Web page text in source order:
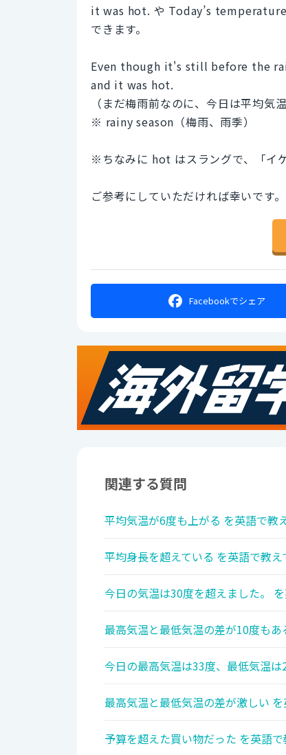
it was hot. や Today’s
できます。
Even though it's still before the
and it was hot.
（まだ梅雨前なのに、今日は平均気
※ rainy season（梅雨、雨季）
※ちなみに hot はスラングで、「イ
ご参考にしていただければ幸いです。
Facebookでシェア
関連する質問
平均気温が6度も上がる を英語で教
平均身長を超えている を英語で教え
今日の気温は30度を超えました。
最高気温と最低気温の差が10度も
今日の最高気温は33度、最低気温は
最高気温と最低気温の差が激しい
予算を超えた買い物だった を英語